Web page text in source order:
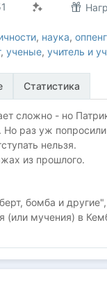
, наука,
, ученые, учитель и
Статистика
сложно - но
Но раз уж
нельзя.
из прошлого.
бомба и
(или мучения) в